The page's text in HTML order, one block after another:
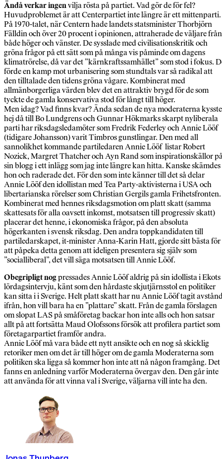
Ändå verkar ingenvilja rösta på partiet. Vad gör de för fel?
Huvudproblemet är att Centerpartiet inte längre är ett mittenparti.
På 1970-talet, när Centern hade landets statsminister Thorbjörn
Fälldin och över 20 procent i opinionen, attraherade de väljare från
både höger och vänster. De sysslade med civilisationskritik och
gröna frågor på ett sätt som på många vis påminde om dagens
klimatrörelse, då var det ”kärnkraftssamhället” som stod i fokus.
förde en kamp mot urbanisering som stundtals var så radikal att
den tilltalade den tidens gröna vågare. Kombinerat med
allmänborgerliga värden blev det en attraktiv brygd för de som
tyckte de gamla konservativa stod för långt till höger.
Men idag? Vad finns kvar? Ända sedan de nya moderaterna kysste
hej då till Bo Lundgrens och Gunnar Hökmarks skarpt nyliberala
parti har riksdagsledamöter som Fredrik Federley och Annie Lööf
(tidigare Johansson) varit Timbros gunstlingar. Den med all
sannolikhet kommande partiledaren Annie Lööf listar Robert
Nozick, Margret Thatcher och Ayn Rand som inspirationskällor
sin blogg i ett inlägg som jag inte längre kan hitta. Kanske skämdes
hon och raderade det. För den som inte känner till det så delar
Annie Lööf den idollistan med Tea Party-aktivisterna i USA och
libertarianska rörelser som Christian Gergils gamla Frihetsfronten.
Kombinerat med hennes riksdagsmotion om platt skatt (samma
skattesats för alla oavsett inkomst, motsatsen till progressiv skatt)
placerar det henne, i ekonomiska frågor, på den absoluta
högerkanten i svensk riksdag. Den andra toppkandidaten till
partiledarskapet, it-minister Anna-Karin Hatt, gjorde sitt bästa för
att påpeka detta genom att ideligen presentera sig själv som
”socialliberal”, det vill säga motsatsen till Annie Lööf.
Obegripligt nogpressades Annie Lööf aldrig på sin idollista i Ekots
lördagsintervju, känt som den hårdaste skjutjärnsstol en politiker
kan sitta i i Sverige. Helt platt skatt har nu Annie Lööf tagit
ifrån, hon vill bara ha en ”plattare” skatt. Från de gamla förslagen
om slopat LAS på småföretag backar hon inte alls och hon satsar
allt på att fortsätta Maud Olofssons försök att profilera partiet som
företagarpartiet framför andra.
Annie Lööf må vara både ett nytt ansikte och en nog så skicklig
retoriker men om det är till höger om de gamla Moderaterna som
politiken ska ligga så kommer hon inte att nå någon framgång. Det
fanns en anledning varför Moderaterna övergav den. Den går inte
att använda för att vinna val i Sverige, väljarna vill inte ha den.